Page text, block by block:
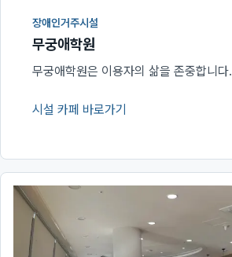
장애인거주시설
무궁애학원
무궁애학원은 이용자의 삶을 존중합니다.
시설 카페 바로가기
(새 창에서 열림)